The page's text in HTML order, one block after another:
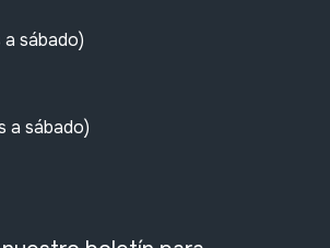
sábado)
a sábado)